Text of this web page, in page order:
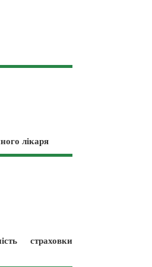
лікаря
страховки